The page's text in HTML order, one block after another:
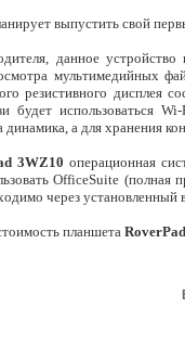
выпустить свой
данное
мультимедийных
резистивного дисплея
будет использоваться
а для хранения
3WZ10 операционная
ОfficeSuite (полная
через установленный
планшета